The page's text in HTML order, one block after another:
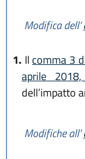
Modifica dell’
1. Il comma 3
aprile
dell’impatto
Modifiche all’